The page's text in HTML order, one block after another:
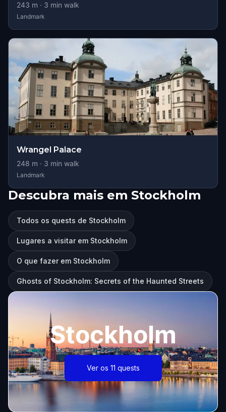
243 m · 3 min walk
Landmark
Wrangel Palace
248 m · 3 min walk
Landmark
Descubra mais em Stockholm
Todos os quests de Stockholm
Lugares a visitar em Stockholm
O que fazer em Stockholm
Ghosts of Stockholm: Secrets of the Haunted Streets
Stockholm
Ver os 11 quests